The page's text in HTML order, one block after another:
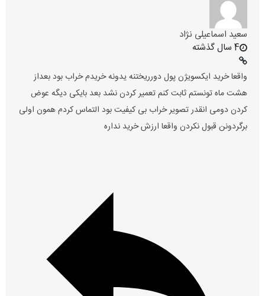
سعید اسماعیلی نژاد
4 سال گذشته
واقعا خرید ایکسویژن پول دورریختنه یدونه خریدم خراب بود بعداز
هشت ماه تونستم ثابت کنم تعمیر کردن نشد بعد بایکی دیگه عوض
کردن دومی انقدر تصویر خراب بی کیفیت بود التماس کردم همون اولی
برگردونن قبول نکردن واقعا ارزش خرید نداره